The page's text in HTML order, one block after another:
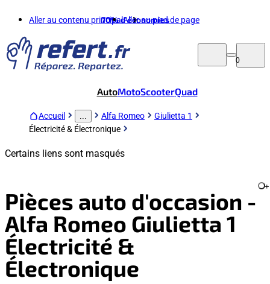
Aller au contenu principalAller au pied de page
70%d'économies
0
AutoMotoScooterQuad
Accueil Alfa Romeo
Giulietta 1
Électricité & Électronique
Certains liens sont masqués
Pièces auto d'occasion -
Alfa Romeo Giulietta 1
Électricité &
Électronique
+